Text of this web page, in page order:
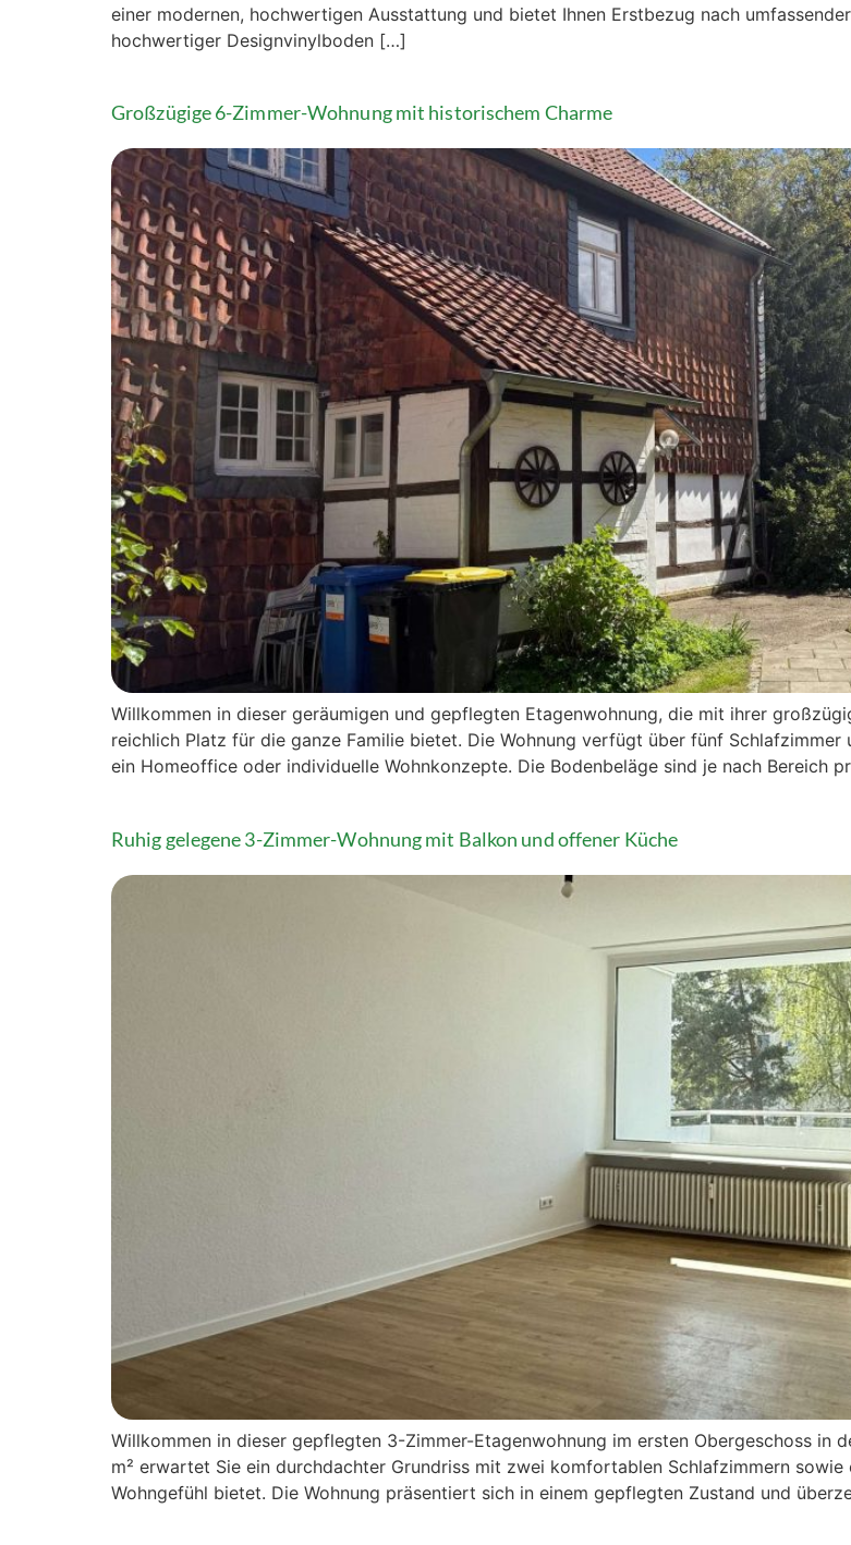
einer modernen, hochwertigen Ausstattung und bietet Ihnen Erstbezug nach
hochwertiger Designvinylboden […]
Großzügige 6-Zimmer-Wohnung mit historischem Charme
Willkommen in dieser geräumigen und gepflegten Etagenwohnung, die mit ihrer
reichlich Platz für die ganze Familie bietet. Die Wohnung verfügt über fünf
ein Homeoffice oder individuelle Wohnkonzepte. Die Bodenbeläge sind je nach Bereich
Ruhig gelegene 3-Zimmer-Wohnung mit Balkon und offener Küche
Willkommen in dieser gepflegten 3-Zimmer-Etagenwohnung im ersten Obergeschoss in
m² erwartet Sie ein durchdachter Grundriss mit zwei komfortablen Schlafzimmern sowie
Wohngefühl bietet. Die Wohnung präsentiert sich in einem gepflegten Zustand und